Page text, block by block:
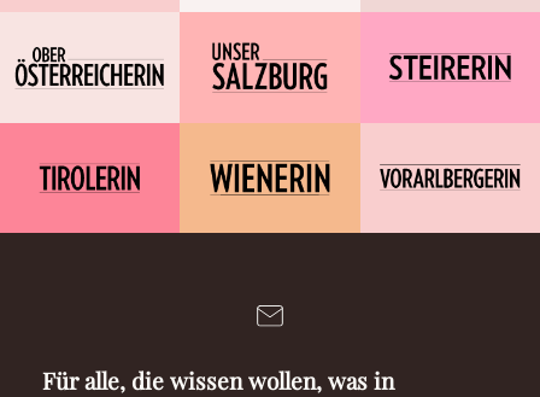
Für alle, die wissen wollen, was in